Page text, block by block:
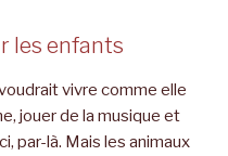
les enfants
voudrait vivre comme elle
jouer de la musique et
par-là. Mais les animaux